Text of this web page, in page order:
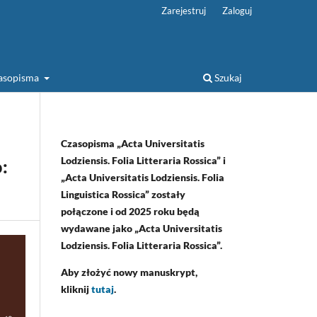
Szukaj
Zarejestruj Zaloguj
Czasopisma „Acta Universitatis
Lodziensis. Folia Litteraria Rossica” i
„Acta Universitatis Lodziensis. Folia
Linguistica Rossica” zostały
połączone i od 2025 roku będą
wydawane jako „Acta Universitatis
Lodziensis. Folia Litteraria Rossica”.
Aby złożyć nowy manuskrypt,
kliknijtutaj.